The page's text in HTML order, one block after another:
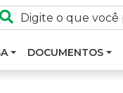
DOCUMENTOS